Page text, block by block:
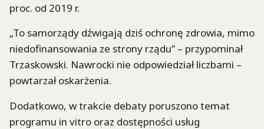
proc. od 2019 r.
„To samorządy dźwigają dziś ochronę zdrowia, mimo
niedofinansowania ze strony rządu” – przypominał
Trzaskowski. Nawrocki nie odpowiedział liczbami –
powtarzał oskarżenia.
Dodatkowo, w trakcie debaty poruszono temat
programu in vitro oraz dostępności usług